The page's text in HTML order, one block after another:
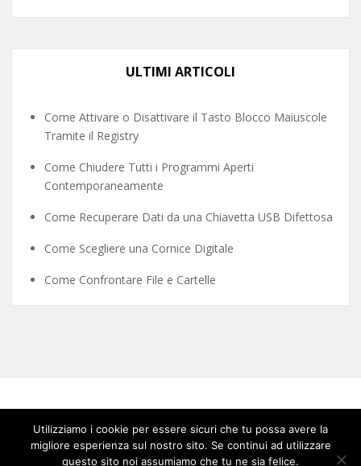
ULTIMI ARTICOLI
Come Attivare o Disattivare il Tasto Blocco Maiuscole
Tramite il Registry
Come Chiudere Tutti i Programmi Aperti
Contemporaneamente
Come Recuperare Dati da una Chiavetta USB Difettosa
Come Scegliere una Cornice Digitale
Come Confrontare File e Cartelle
Utilizziamo i cookie per essere sicuri che tu possa avere la
migliore esperienza sul nostro sito. Se continui ad utilizzare
questo sito noi assumiamo che tu ne sia felice.